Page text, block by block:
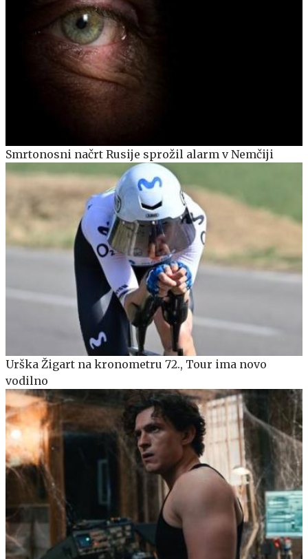
Smrtonosni načrt Rusije sprožil alarm v Nemčiji
Urška Žigart na kronometru 72., Tour ima novo
vodilno